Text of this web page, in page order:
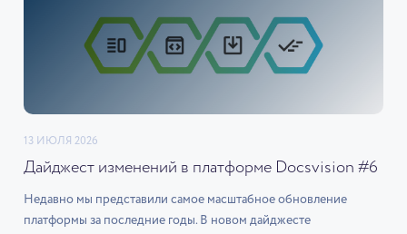
13 ИЮЛЯ 2026
Дайджест изменений в платформе Docsvision #6
Недавно мы представили самое масштабное обновление
платформы за последние годы. В новом дайджесте